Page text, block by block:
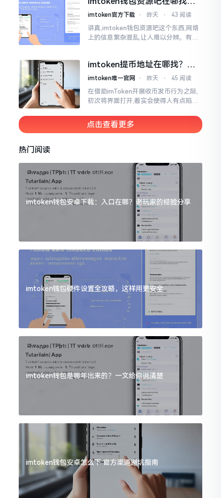
这些坑我帮你趟过
imtoken官方下载 ⋅ 昨天 ⋅ 43 阅读
讲真,imtoken钱包资源吧这个东西,网络
上的信息繁杂混乱,让人难以分辨。有的
imtoken提币地址在哪找？手
把手教你快速查看
imtoken唯一官网 ⋅ 昨天 ⋅ 45 阅读
在借助imToken开展收币发币行为之际,
初次将界面打开,着实会使得人有点陷入
于如同迷宫一样。好多人纷纷询问我
点击查看更多
热门阅读
imtoken钱包安卓下载：入口在哪？老玩家的经验分享
imtoken钱包硬件设置全攻略，这样用更安全
imtoken钱包是哪年出来的？一文给你说清楚
imtoken钱包安卓怎么下 官方渠道避坑指南